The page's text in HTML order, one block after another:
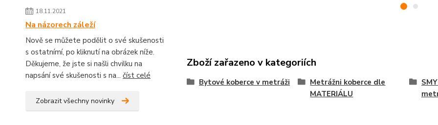
18.11.2021
Na názorech záleží
Nově se můžete podělit o své skušenosti
s ostatnímí, po kliknutí na obrázek níže.
Děkujeme, že jste si našli chvilku na
napsání své skušenosti s na... číst celé
Zobrazit všechny novinky
Zboží zařazeno v kategoriích
Bytové koberce v metráži
Metrážni koberce dle
MATERIÁLU